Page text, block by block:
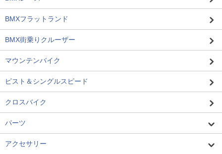
BMXフラットランド
BMX街乗りクルーザー
マウンテンバイク
ピスト＆シングルスピード
クロスバイク
パーツ
アクセサリー